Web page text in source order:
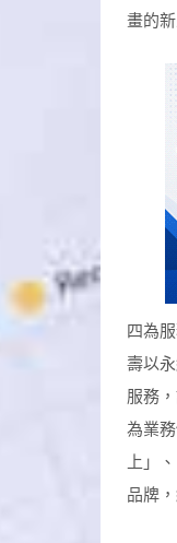
畫的
四為
壽以
服務
為業
上」
品牌